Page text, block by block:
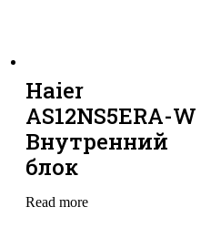
Haier
AS12NS5ERA-W
Внутренний
блок
Read more